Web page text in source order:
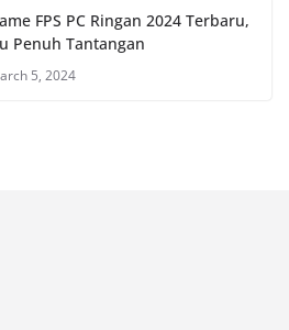
FPS PC Ringan 2024 Terbaru,
Penuh Tantangan
5, 2024